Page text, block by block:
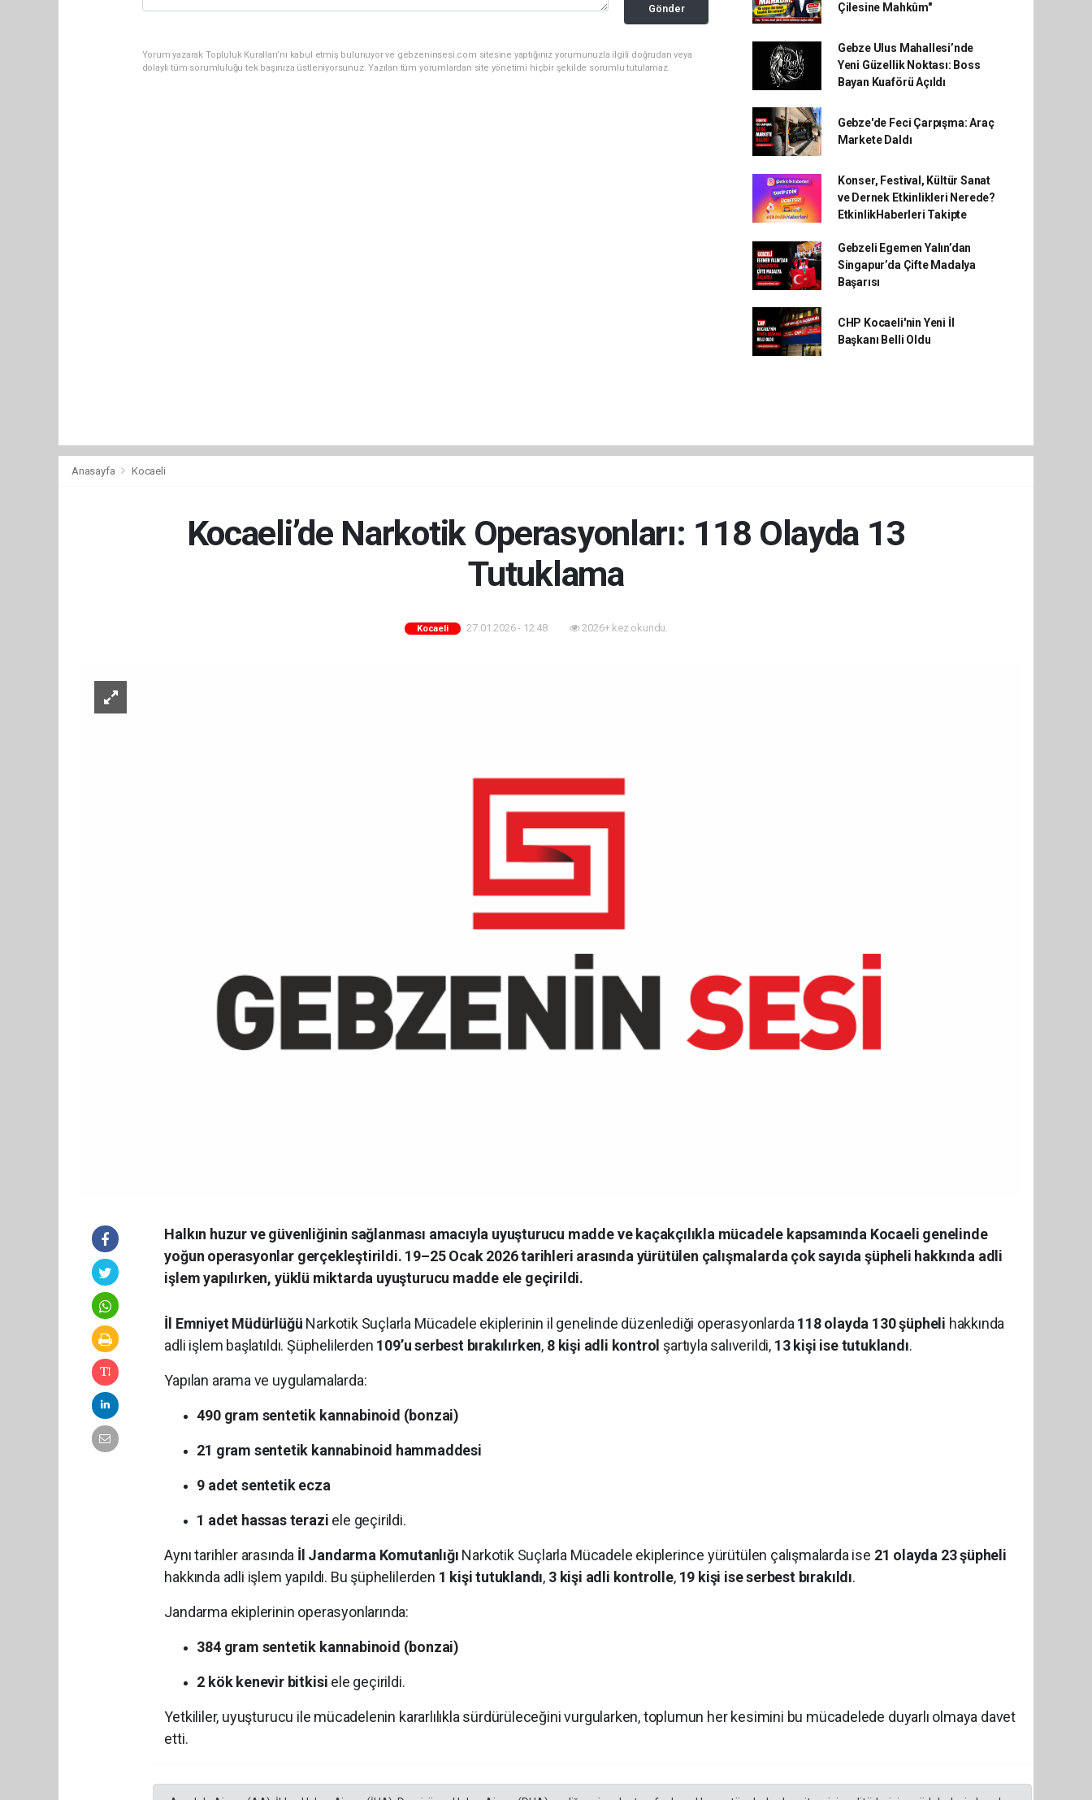
Gönder
Yorum yazarak Topluluk Kuralları’nı kabul etmiş bulunuyor ve gebzeninsesi.com sitesine yaptığınız yorumunuzla ilgili doğrudan veya
dolaylı tüm sorumluluğu tek başınıza üstleniyorsunuz. Yazılan tüm yorumlardan site yönetimi hiçbir şekilde sorumlu tutulamaz.
Çilesine Mahkûm"
Gebze Ulus Mahallesi’nde
Yeni Güzellik Noktası: Boss
Bayan Kuaförü Açıldı
Gebze'de Feci Çarpışma: Araç
Markete Daldı
Konser, Festival, Kültür Sanat
ve Dernek Etkinlikleri Nerede?
EtkinlikHaberleri Takipte
Gebzeli Egemen Yalın’dan
Singapur’da Çifte Madalya
Başarısı
CHP Kocaeli'nin Yeni İl
Başkanı Belli Oldu
Anasayfa Kocaeli
Kocaeli’de Narkotik Operasyonları: 118 Olayda 13
Tutuklama
Kocaeli 27.01.2026 - 12:48 2026+ kez okundu.
Halkın huzur ve güvenliğinin sağlanması amacıyla uyuşturucu madde ve kaçakçılıkla mücadele kapsamında Kocaeli genelinde
yoğun operasyonlar gerçekleştirildi. 19–25 Ocak 2026 tarihleri arasında yürütülen çalışmalarda çok sayıda şüpheli hakkında adli
işlem yapılırken, yüklü miktarda uyuşturucu madde ele geçirildi.
İl Emniyet Müdürlüğü Narkotik Suçlarla Mücadele ekiplerinin il genelinde düzenlediği operasyonlarda 118 olayda 130 şüpheli hakkında
adli işlem başlatıldı. Şüphelilerden 109’u serbest bırakılırken, 8 kişi adli kontrol şartıyla salıverildi, 13 kişi ise tutuklandı.
Yapılan arama ve uygulamalarda:
490 gram sentetik kannabinoid (bonzai)
21 gram sentetik kannabinoid hammaddesi
9 adet sentetik ecza
1 adet hassas terazi ele geçirildi.
Aynı tarihler arasında İl Jandarma Komutanlığı Narkotik Suçlarla Mücadele ekiplerince yürütülen çalışmalarda ise 21 olayda 23 şüpheli
hakkında adli işlem yapıldı. Bu şüphelilerden 1 kişi tutuklandı, 3 kişi adli kontrolle, 19 kişi ise serbest bırakıldı.
Jandarma ekiplerinin operasyonlarında:
384 gram sentetik kannabinoid (bonzai)
2 kök kenevir bitkisi ele geçirildi.
Yetkililer, uyuşturucu ile mücadelenin kararlılıkla sürdürüleceğini vurgularken, toplumun her kesimini bu mücadelede duyarlı olmaya davet
etti.